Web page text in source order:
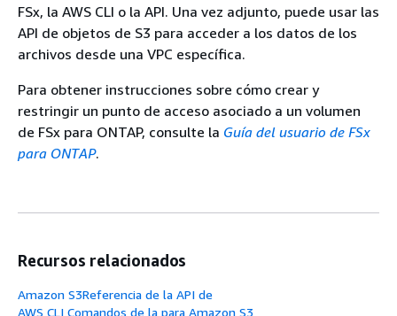
FSx, la AWS CLI o la API. Una vez adjunto, puede usar las
API de objetos de S3 para acceder a los datos de los
archivos desde una VPC específica.
Para obtener instrucciones sobre cómo crear y
restringir un punto de acceso asociado a un volumen
de FSx para ONTAP, consulte la Guía del usuario de FSx
para ONTAP.
Recursos relacionados
Amazon S3Referencia de la API de
AWS CLI Comandos de la para Amazon S3